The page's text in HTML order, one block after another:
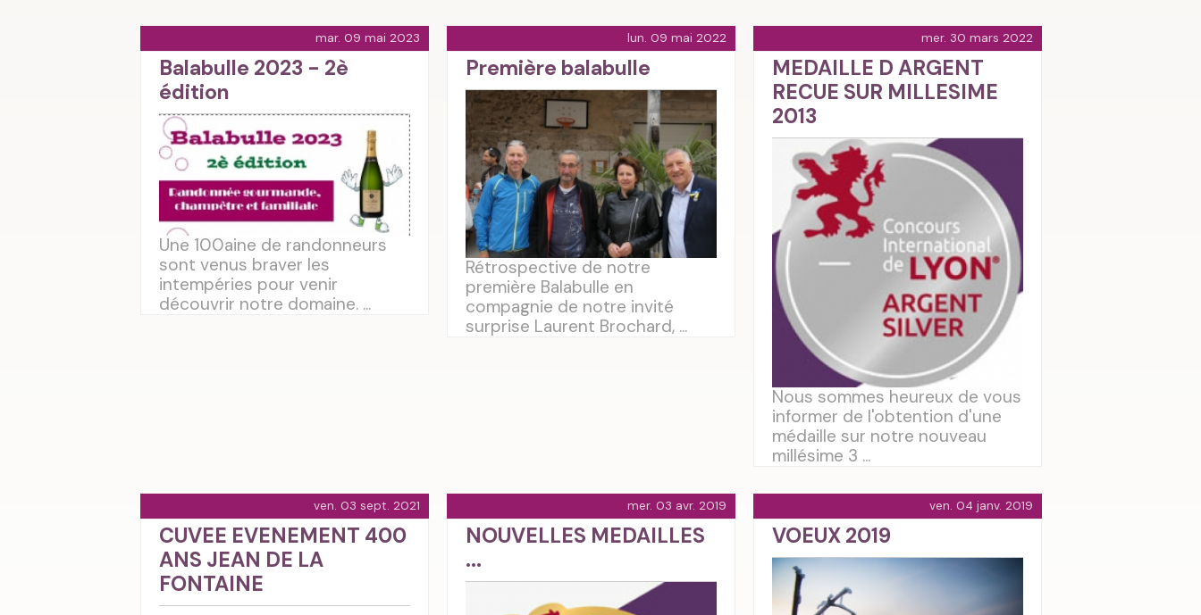
mar. 09 mai 2023
Balabulle 2023 - 2è
édition
Une 100aine de randonneurs
sont venus braver les
intempéries pour venir
découvrir notre domaine. ...
lun. 09 mai 2022
Première balabulle
Rétrospective de notre
première Balabulle en
compagnie de notre invité
surprise Laurent Brochard, ...
mer. 30 mars 2022
MEDAILLE D ARGENT
RECUE SUR MILLESIME
2013
Nous sommes heureux de vous
informer de l'obtention d'une
médaille sur notre nouveau
millésime 3 ...
ven. 03 sept. 2021
CUVEE EVENEMENT 400
ANS JEAN DE LA
FONTAINE
mer. 03 avr. 2019
NOUVELLES MEDAILLES
...
ven. 04 janv. 2019
VOEUX 2019